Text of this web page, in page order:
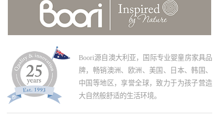
Boori源自澳大利亚，国际专业婴童房家具品
牌，畅销澳洲、欧洲、美国、日本、韩国、
中国等地区，享誉全球，致力于为孩子营造
大自然般舒适的生活环境。